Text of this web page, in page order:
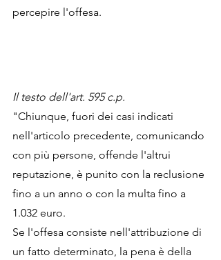
percepire l'offesa.
Il testo dell'art. 595 c.p.
"Chiunque, fuori dei casi indicati
nell'articolo precedente, comunicando
con più persone, offende l'altrui
reputazione, è punito con la reclusione
fino a un anno o con la multa fino a
1.032 euro.
Se l'offesa consiste nell'attribuzione di
un fatto determinato, la pena è della